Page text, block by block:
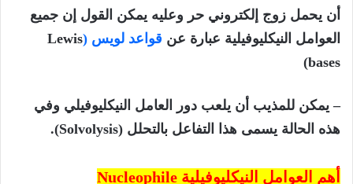
أن يحمل زوج إلكتروني حر وعليه يمكن القول إن جميع
العوامل النيكليوفيلية عبارة عن قواعد لويس (Lewis
bases)
– يمكن للمذيب أن يلعب دور العامل النيكليوفيلي وفي
هذه الحالة يسمى هذا التفاعل بالتحلل (Solvolysis).
أهم العوامل النيكليوفيلية Nucleophile